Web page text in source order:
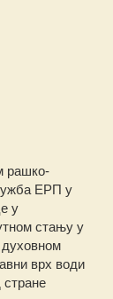
рашко-
ЕРП у
у
стању у
духовном
врх води